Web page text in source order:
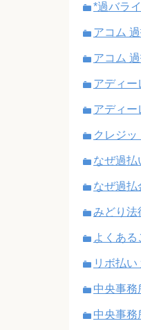
*過バラ
アコム
アコム
アディー
アディー
クレジッ
なぜ過払
なぜ過払
みどり法
よくある
リボ払い
中央事務
中央事務